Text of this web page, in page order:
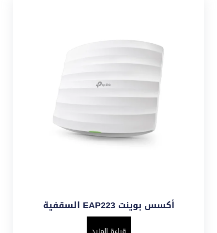
أكسس بوينت EAP223 السقفية